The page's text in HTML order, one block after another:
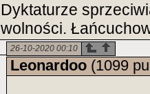
Dyktaturze
wolności.
26-10-2020 00:10
Leonardoo (1099